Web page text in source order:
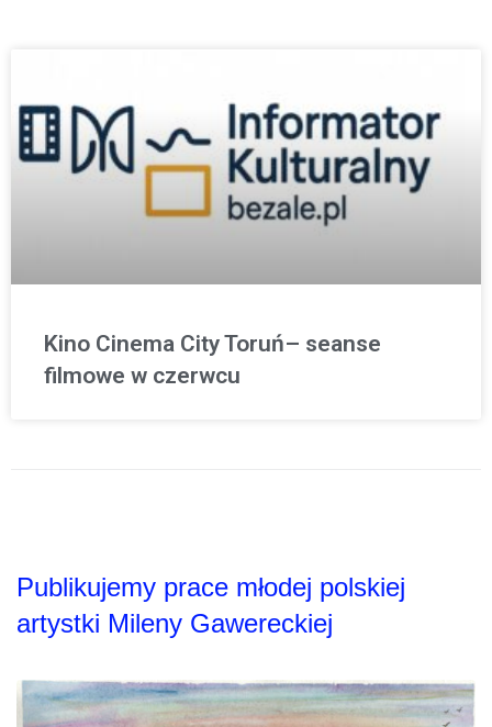
Kino Cinema City Toruń– seanse
filmowe w czerwcu
Publikujemy prace młodej polskiej
artystki Mileny Gawereckiej